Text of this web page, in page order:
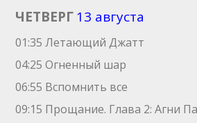
ЧЕТВЕРГ13 августа
01:35 Летающий Джатт
04:25 Огненный шар
06:55 Вспомнить все
09:15 Прощание. Глава 2: Агни